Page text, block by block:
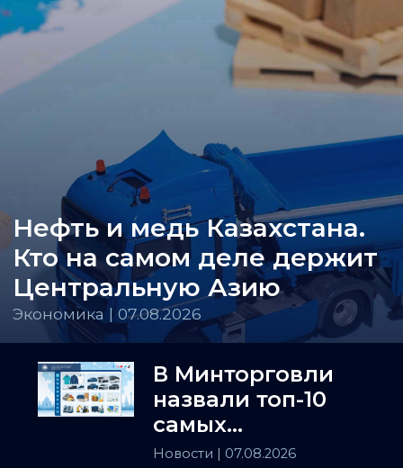
Нефть и медь Казахстана.
Кто на самом деле держит
Центральную Азию
Экономика | 07.08.2026
В Минторговли
назвали топ-10
самых
популярных
Новости | 07.08.2026